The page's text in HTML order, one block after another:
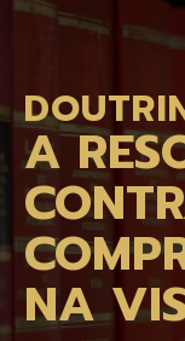
A
NA